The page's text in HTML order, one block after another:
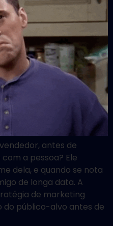
antes de
a pessoa? Ele
dela, e quando se nota
de longa data. A
de marketing
do público-alvo antes de